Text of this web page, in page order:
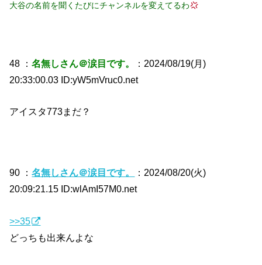
大谷の名前を聞くたびにチャンネルを変えてるわ
48 ：名無しさん＠涙目です。
：2024/08/19(月)
20:33:00.03 ID:yW5mVruc0.net
アイスタ773まだ？
90 ：名無しさん＠涙目です。
：2024/08/20(火)
20:09:21.15 ID:wlAmI57M0.net
>>35
どっちも出来んよな